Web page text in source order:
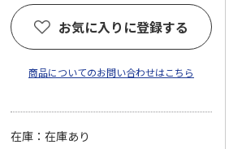
お気に入りに登録する
商品についてのお問い合わせはこちら
在庫：在庫あり